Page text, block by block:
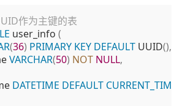
作为主键的表
user_info (
(36) PRIMARY KEY DEFAULT UUID(),
VARCHAR(50) NOT NULL,
DATETIME DEFAULT